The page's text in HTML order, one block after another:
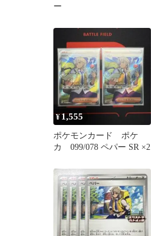
ー
¥1,555
ポケモンカード ポケ
カ 099/078 ペパー SR ×2